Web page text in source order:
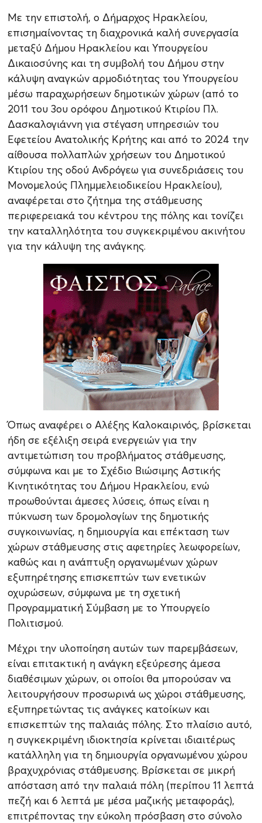
Με την επιστολή, ο Δήμαρχος Ηρακλείου,
επισημαίνοντας τη διαχρονικά καλή συνεργασία
μεταξύ Δήμου Ηρακλείου και Υπουργείου
Δικαιοσύνης και τη συμβολή του Δήμου στην
κάλυψη αναγκών αρμοδιότητας του Υπουργείου
μέσω παραχωρήσεων δημοτικών χώρων (από το
2011 του 3ου ορόφου Δημοτικού Κτιρίου Πλ.
Δασκαλογιάννη για στέγαση υπηρεσιών του
Εφετείου Ανατολικής Κρήτης και από το 2024 την
αίθουσα πολλαπλών χρήσεων του Δημοτικού
Κτιρίου της οδού Ανδρόγεω για συνεδριάσεις του
Μονομελούς Πλημμελειοδικείου Ηρακλείου),
αναφέρεται στο ζήτημα της στάθμευσης
περιφερειακά του κέντρου της πόλης και τονίζει
την καταλληλότητα του συγκεκριμένου ακινήτου
για την κάλυψη της ανάγκης.
Όπως αναφέρει ο Αλέξης Καλοκαιρινός, βρίσκεται
ήδη σε εξέλιξη σειρά ενεργειών για την
αντιμετώπιση του προβλήματος στάθμευσης,
σύμφωνα και με το Σχέδιο Βιώσιμης Αστικής
Κινητικότητας του Δήμου Ηρακλείου, ενώ
προωθούνται άμεσες λύσεις, όπως είναι η
πύκνωση των δρομολογίων της δημοτικής
συγκοινωνίας, η δημιουργία και επέκταση των
χώρων στάθμευσης στις αφετηρίες λεωφορείων,
καθώς και η ανάπτυξη οργανωμένων χώρων
εξυπηρέτησης επισκεπτών των ενετικών
οχυρώσεων, σύμφωνα με τη σχετική
Προγραμματική Σύμβαση με το Υπουργείο
Πολιτισμού.
Μέχρι την υλοποίηση αυτών των παρεμβάσεων,
είναι επιτακτική η ανάγκη εξεύρεσης άμεσα
διαθέσιμων χώρων, οι οποίοι θα μπορούσαν να
λειτουργήσουν προσωρινά ως χώροι στάθμευσης,
εξυπηρετώντας τις ανάγκες κατοίκων και
επισκεπτών της παλαιάς πόλης. Στο πλαίσιο αυτό,
η συγκεκριμένη ιδιοκτησία κρίνεται ιδιαιτέρως
κατάλληλη για τη δημιουργία οργανωμένου χώρου
βραχυχρόνιας στάθμευσης. Βρίσκεται σε μικρή
απόσταση από την παλαιά πόλη (περίπου 11 λεπτά
πεζή και 6 λεπτά με μέσα μαζικής μεταφοράς),
επιτρέποντας την εύκολη πρόσβαση στο σύνολο